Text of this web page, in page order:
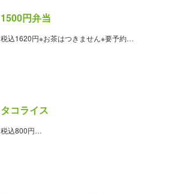
1500円弁当
税込1620円※お茶はつきません※要予約…
タコライス
税込800円…